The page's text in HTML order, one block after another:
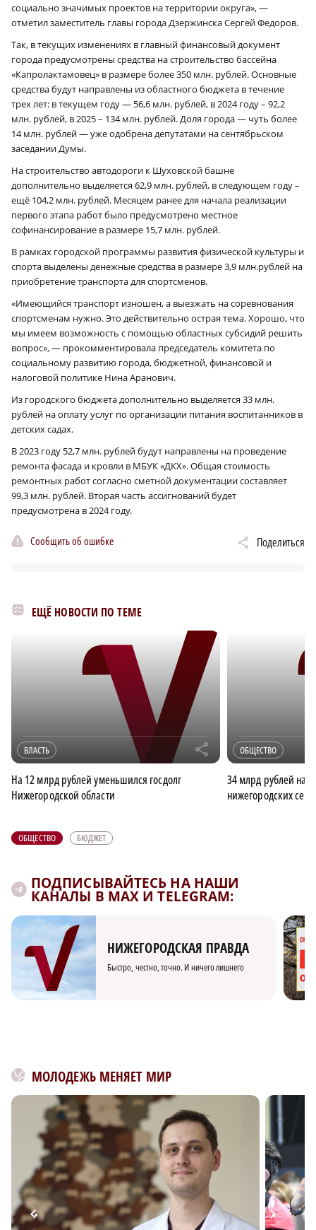
социально значимых проектов на территории округа», —
отметил заместитель главы города Дзержинска Сергей Федоров.
Так, в текущих изменениях в главный финансовый документ
города предусмотрены средства на строительство бассейна
«Капролактамовец» в размере более 350 млн. рублей. Основные
средства будут направлены из областного бюджета в течение
трех лет: в текущем году — 56,6 млн. рублей, в 2024 году – 92,2
млн. рублей, в 2025 – 134 млн. рублей. Доля города — чуть более
14 млн. рублей — уже одобрена депутатами на сентябрьском
заседании Думы.
На строительство автодороги к Шуховской башне
дополнительно выделяется 62,9 млн. рублей, в следующем году –
ещё 104,2 млн. рублей. Месяцем ранее для начала реализации
первого этапа работ было предусмотрено местное
софинансирование в размере 15,7 млн. рублей.
В рамках городской программы развития физической культуры и
спорта выделены денежные средства в размере 3,9 млн.рублей на
приобретение транспорта для спортсменов.
«Имеющийся транспорт изношен, а выезжать на соревнования
спортсменам нужно. Это действительно острая тема. Хорошо, что
мы имеем возможность с помощью областных субсидий решить
вопрос», — прокомментировала председатель комитета по
социальному развитию города, бюджетной, финансовой и
налоговой политике Нина Аранович.
Из городского бюджета дополнительно выделяется 33 млн.
рублей на оплату услуг по организации питания воспитанников в
детских садах.
В 2023 году 52,7 млн. рублей будут направлены на проведение
ремонта фасада и кровли в МБУК «ДКХ». Общая стоимость
ремонтных работ согласно сметной документации составляет
99,3 млн. рублей. Вторая часть ассигнований будет
предусмотрена в 2024 году.
Сообщить об ошибке Поделиться
ЕЩЁ НОВОСТИ ПО ТЕМЕ
ВЛАСТЬ r
На 12 млрд рублей уменьшился госдолг
Нижегородской области
ОБЩЕСТВО
34 млрд рублей
нижегородских
ОБЩЕСТВО БЮДЖЕТ
ПОДПИСЫВАЙТЕСЬ НА НАШИ
КАНАЛЫ В MAX И TELEGRAM:
НИЖЕГОРОДСКАЯ ПРАВДА
Быстро, честно, точно. И ничего лишнего
МОЛОДЕЖЬ МЕНЯЕТ МИР